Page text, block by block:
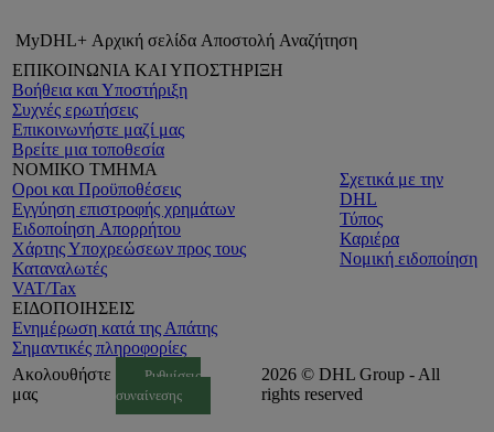
MyDHL+ Αρχική σελίδα Αποστολή Αναζήτηση
ΕΠΙΚΟΙΝΩΝΙΑ ΚΑΙ ΥΠΟΣΤΗΡΙΞΗ
Βοήθεια και Υποστήριξη
Συχνές ερωτήσεις
Επικοινωνήστε μαζί μας
Βρείτε μια τοποθεσία
ΝΟΜΙΚΟ ΤΜΗΜΑ
Οροι και Προϋποθέσεις
Εγγύηση επιστροφής χρημάτων
Ειδοποίηση Aπορρήτου
Χάρτης Υποχρεώσεων προς τους
Καταναλωτές
VAT/Tax
ΕΙΔΟΠΟΙΗΣΕΙΣ
Ενημέρωση κατά της Απάτης
Σημαντικές πληροφορίες
Σχετικά με την
DHL
Τύπος
Καριέρα
Νομική ειδοποίηση
Ακολουθήστε
μας
Ρυθμίσεις
συναίνεσης
2026 © DHL Group - All
rights reserved